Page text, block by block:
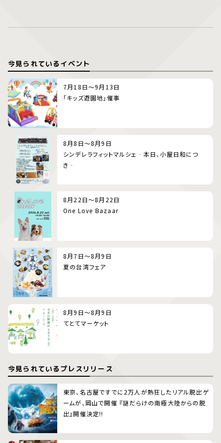
今見られているイベント
7月18日～9月13日
「キッズ遊園地」催事
8月8日～8月9日
シンデレラフィットマルシェ‐本日、小屋日和につ
き‐
8月22日～8月22日
One Love Bazaar
8月7日～8月9日
夏の台湾フェア
8月9日～8月9日
てとてマーケット
今見られているプレスリリース
東京、名古屋ですでに2万人が熱狂したリアル脱出ゲ
ームが、岡山で開催 『謎だらけの南極大陸からの脱
出』開催決定!!